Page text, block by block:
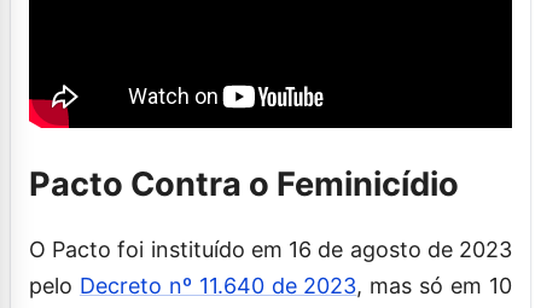
Pacto Contra o Feminicídio
O Pacto foi instituído em 16 de agosto de 2023
pelo Decreto nº 11.640 de 2023, mas só em 10